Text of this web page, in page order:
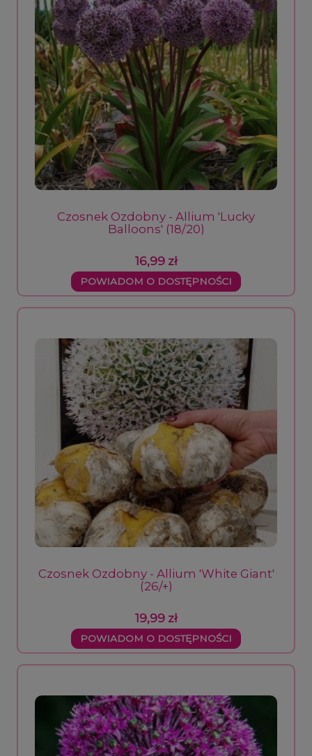
Czosnek Ozdobny - Allium 'Lucky
Balloons' (18/20)
16,99 zł
POWIADOM O DOSTĘPNOŚCI
Czosnek Ozdobny - Allium 'White Giant'
(26/+)
19,99 zł
POWIADOM O DOSTĘPNOŚCI